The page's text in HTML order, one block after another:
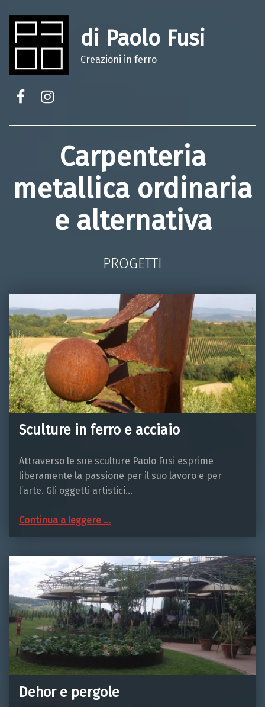
di Paolo Fusi
Creazioni in ferro
Carpenteria
metallica ordinaria
e alternativa
PROGETTI
Sculture in ferro e acciaio
Attraverso le sue sculture Paolo Fusi esprime
liberamente la passione per il suo lavoro e per
l’arte. Gli oggetti artistici…
Continua a leggere …
Dehor e pergole